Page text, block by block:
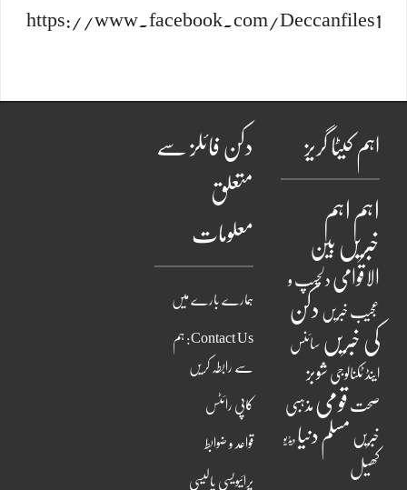
https://www.facebook.com/Deccanfiles1
اہم کیٹا گریز
اہم اہم
خبریں بین
الاقوامی دلچسپ و
عجیب خبریں دکن
کی خبریں سائنس
اینڈ ٹکنالوجی شوبز
صحت قومی مذہبی
خبریں مسلم دنیا ویڈیو
کھیل
دکن فائلز سے
متعلق
معلومات
ہمارے بارے میں
Contact Us: ہم
سے رابطہ کریں
کاپی رائٹس
قواعد و ضوابط
پرائیویسی پالیسی